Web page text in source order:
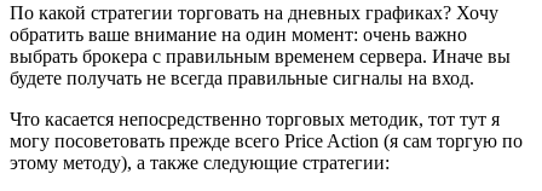
По какой стратегии торговать на дневных графиках? Хочу
обратить ваше внимание на один момент: очень важно
выбрать брокера с правильным временем сервера. Иначе вы
будете получать не всегда правильные сигналы на вход.
Что касается непосредственно торговых методик, тот тут я
могу посоветовать прежде всего Price Action (я сам торгую по
этому методу), а также следующие стратегии: